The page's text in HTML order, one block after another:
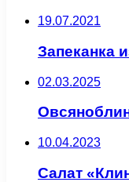
19.07.2021
Запеканка
02.03.2025
10.04.2023
Салат